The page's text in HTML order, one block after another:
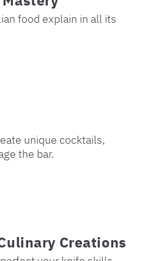
food explain in all its
unique cocktails,
the bar.
Creations